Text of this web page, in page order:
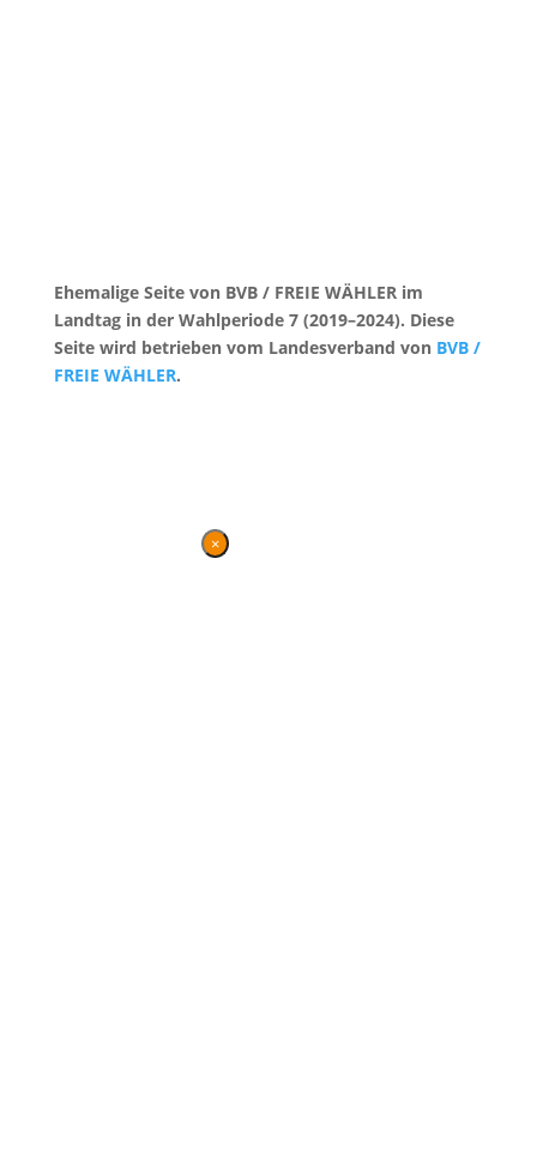
Ehemalige Seite von BVB / FREIE WÄHLER im
Landtag in der Wahlperiode 7 (2019–2024). Diese
Seite wird betrieben vom Landesverband von BVB /
FREIE WÄHLER.
×